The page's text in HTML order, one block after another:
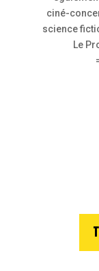
ciné-
science
Le